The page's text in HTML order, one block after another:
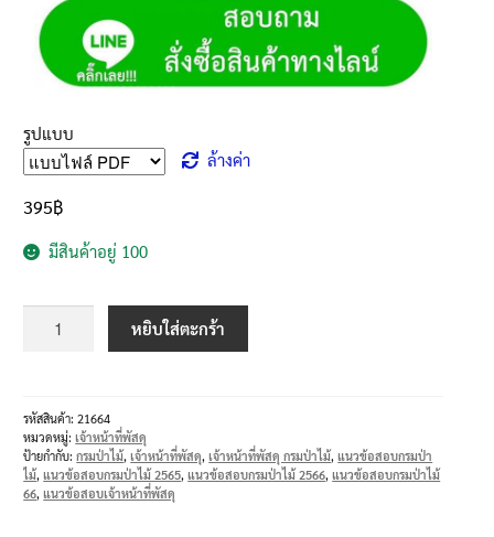
รูปแบบ
ล้างค่า
395฿
มีสินค้าอยู่ 100
หยิบใส่ตะกร้า
รหัสสินค้า:21664
หมวดหมู่:เจ้าหน้าที่พัสดุ
ป้ายกำกับ:กรมป่าไม้,เจ้าหน้าที่พัสดุ,เจ้าหน้าที่พัสดุ กรมป่าไม้,แนวข้อสอบกรมป่า
ไม้,แนวข้อสอบกรมป่าไม้ 2565,แนวข้อสอบกรมป่าไม้ 2566,แนวข้อสอบกรมป่าไม้
66,แนวข้อสอบเจ้าหน้าที่พัสดุ